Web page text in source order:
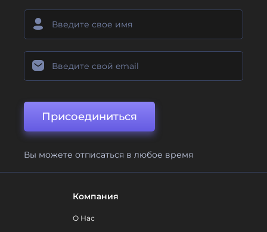
Присоединиться
Вы можете отписаться в любое время
Компания
О Нас